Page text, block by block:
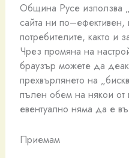
Община Русе използва
сайта ни по–ефективен,
потребителите, както и
Чрез промяна на
браузър можете да
прехвърлянето на
пълен обем на някои от
евентуално няма да е
Приемам